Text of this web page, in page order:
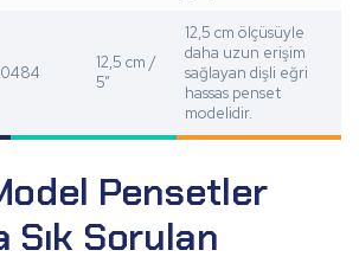
12,5 cm /
5”
12,5 cm ölçüsüyle
daha uzun erişim
sağlayan dişli eğri
hassas penset
modelidir.
Pensetler
Sık Sorulan